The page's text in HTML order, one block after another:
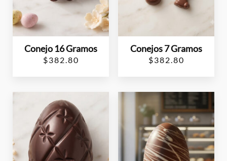
Conejo 16 Gramos
$382.80
Conejos 7 Gramos
$382.80